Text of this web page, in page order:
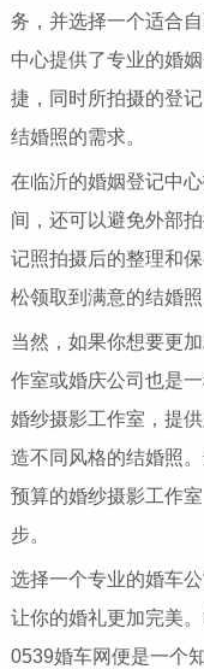
务，并选择一个适合
中心提供了专业的婚
捷，同时所拍摄的登
结婚照的需求。
在临沂的婚姻登记中
间，还可以避免外部
记照拍摄后的整理和
松领取到满意的结婚照
当然，如果你想要更
作室或婚庆公司也是
婚纱摄影工作室，提
造不同风格的结婚照
预算的婚纱摄影工作
步。
选择一个专业的婚车
让你的婚礼更加完美
0539婚车网便是一个